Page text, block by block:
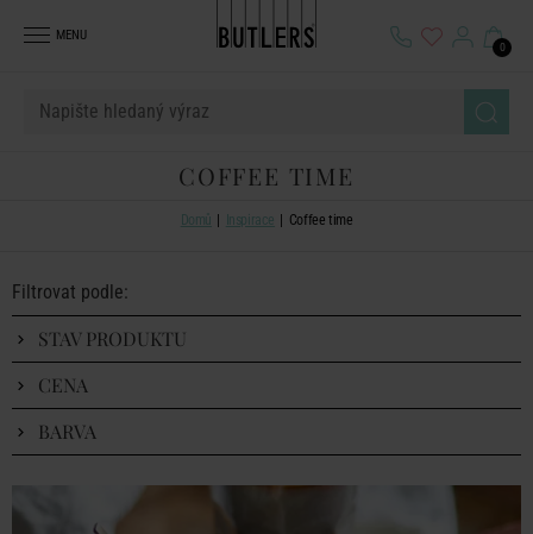
MENU
0
COFFEE TIME
Domů Inspirace Coffee time
Filtrovat podle:
STAV PRODUKTU
CENA
BARVA